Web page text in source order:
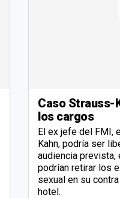
Caso Strauss-
los cargos
El ex jefe del FMI,
Kahn, podría ser
audiencia
podrían retirar los
sexual en su
hotel.